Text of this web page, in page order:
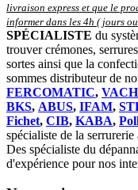
livraison express et que le
informer dans les 4h ( jours
SPÉCIALISTE du
trouver crémones,
sortes ainsi que la
sommes distributeur de
FERCOMATIC,
BKS, ABUS, IFAM,
Fichet, CIB, KABA,
spécialiste de la
Des spécialiste du
d'expérience pour nos